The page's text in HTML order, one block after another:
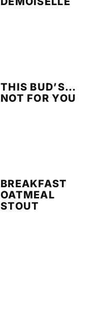
THIS BUD’S…
NOT FOR YOU
BREAKFAST
OATMEAL
STOUT